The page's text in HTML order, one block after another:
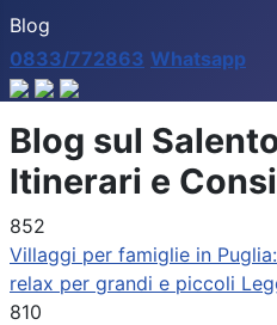
Blog
0833/772863 Whatsapp
Blog sul
Itinerari e
852
Villaggi per famiglie in
relax per grandi e piccoli
810